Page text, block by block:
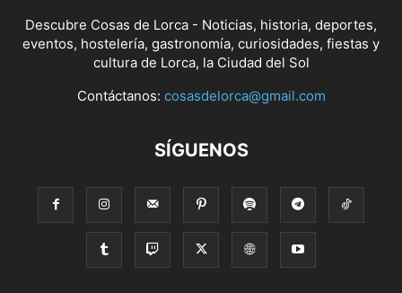
Descubre Cosas de Lorca - Noticias, historia, deportes,
eventos, hostelería, gastronomía, curiosidades, fiestas y
cultura de Lorca, la Ciudad del Sol
Contáctanos: cosasdelorca@gmail.com
SÍGUENOS